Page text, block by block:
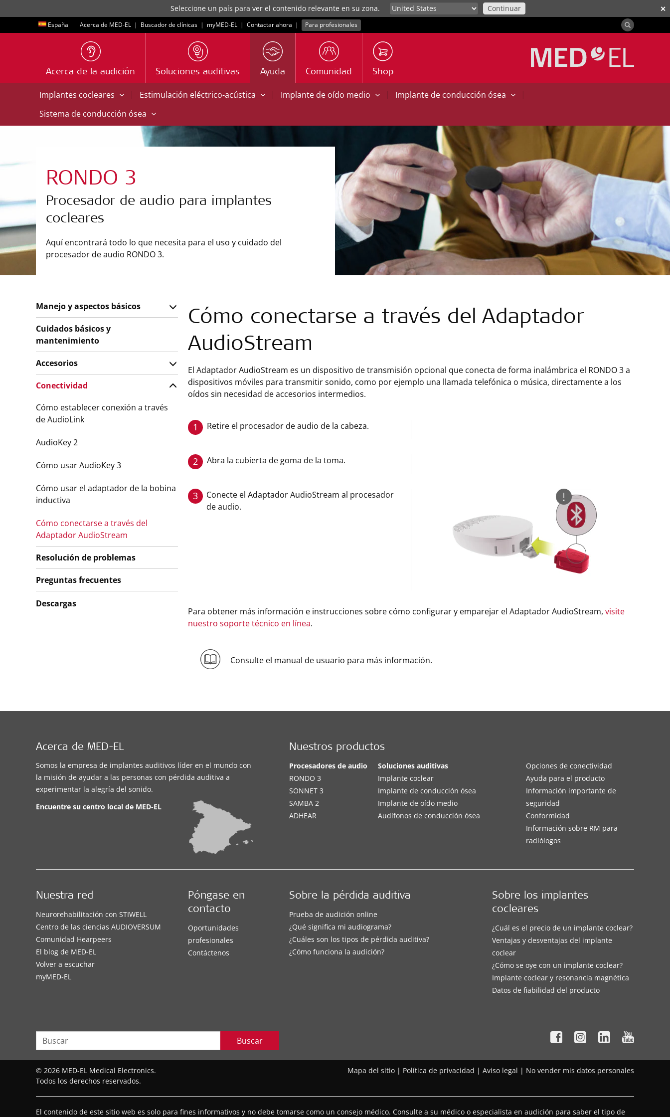
✕
Seleccione un país para ver el contenido relevante en su zona. Continuar
España Acerca de MED-EL | Buscador de clínicas | myMED‑EL | Contactar ahora | Para profesionales
Acerca de la audición Soluciones auditivas Ayuda Comunidad Shop
Implantes cocleares | Estimulación eléctrico-acústica | Implante de oído medio | Implante de conducción ósea
|
Sistema de conducción ósea
RONDO 3
Procesador de audio para implantes
cocleares
Aquí encontrará todo lo que necesita para el uso y cuidado del
procesador de audio RONDO 3.
Cómo conectarse a través del Adaptador
AudioStream
El Adaptador AudioStream es un dispositivo de transmisión opcional que conecta de forma inalámbrica el RONDO 3 a
dispositivos móviles para transmitir sonido, como por ejemplo una llamada telefónica o música, directamente a los
oídos sin necesidad de accesorios intermedios.
1 Retire el procesador de audio de la cabeza.
2 Abra la cubierta de goma de la toma.
3
Conecte el Adaptador AudioStream al procesador
de audio.
Para obtener más información e instrucciones sobre cómo configurar y emparejar el Adaptador AudioStream, visite
nuestro soporte técnico en línea.
Consulte el manual de usuario para más información.
Manejo y aspectos básicos
Cuidados básicos y
mantenimiento
Accesorios
Conectividad
Cómo establecer conexión a través
de AudioLink
AudioKey 2
Cómo usar AudioKey 3
Cómo usar el adaptador de la bobina
inductiva
Cómo conectarse a través del
Adaptador AudioStream
Resolución de problemas
Preguntas frecuentes
Descargas
Acerca de MED-EL
Somos la empresa de implantes auditivos líder en el mundo con
la misión de ayudar a las personas con pérdida auditiva a
experimentar la alegría del sonido.
Encuentre su centro local de MED-EL
Nuestros productos
Procesadores de audio
RONDO 3
SONNET 3
SAMBA 2
ADHEAR
Soluciones auditivas
Implante coclear
Implante de conducción ósea
Implante de oído medio
Audífonos de conducción ósea
Opciones de conectividad
Ayuda para el producto
Información importante de
seguridad
Conformidad
Información sobre RM para
radiólogos
Sobre la pérdida auditiva
Prueba de audición online
¿Qué significa mi audiograma?
¿Cuáles son los tipos de pérdida auditiva?
¿Cómo funciona la audición?
Sobre los implantes
cocleares
¿Cuál es el precio de un implante coclear?
Ventajas y desventajas del implante
coclear
¿Cómo se oye con un implante coclear?
Implante coclear y resonancia magnética
Datos de fiabilidad del producto
Nuestra red
Neurorehabilitación con STIWELL
Centro de las ciencias AUDIOVERSUM
Comunidad Hearpeers
El blog de MED-EL
Volver a escuchar
myMED‑EL
Póngase en
contacto
Oportunidades
profesionales
Contáctenos
Buscar
© 2026 MED-EL Medical Electronics.
Todos los derechos reservados.
Mapa del sitio | Política de privacidad | Aviso legal | No vender mis datos personales
El contenido de este sitio web es solo para fines informativos y no debe tomarse como un consejo médico. Consulte a su médico o especialista en audición para saber el tipo de